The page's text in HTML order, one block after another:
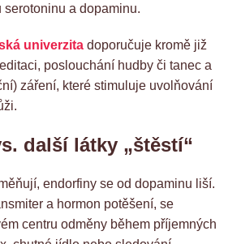
a dopaminu.
univerzita doporučuje kromě již
poslouchání hudby či tanec a
záření, které stimuluje uvolňování
další látky „štěstí“
endorfiny se od dopaminu liší.
a hormon potěšení, se
centru odměny během příjemných